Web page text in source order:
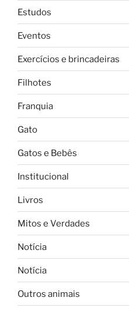
Estudos
Eventos
Exercícios e brincadeiras
Filhotes
Franquia
Gato
Gatos e Bebês
Institucional
Livros
Mitos e Verdades
Notícia
Notícia
Outros animais